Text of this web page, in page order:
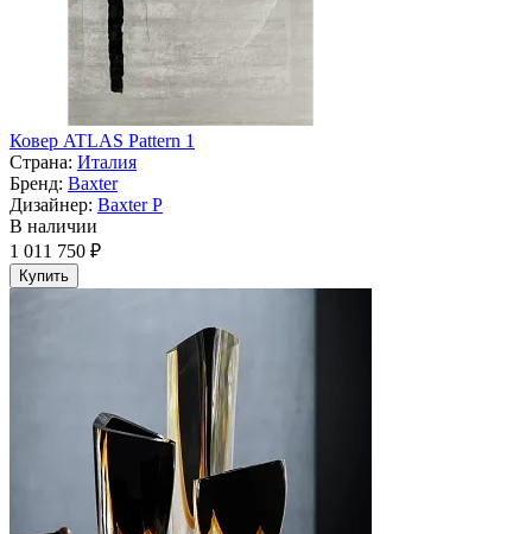
Ковер ATLAS Pattern 1
Страна: Италия
Бренд: Baxter
Дизайнер: Baxter P
В наличии
1 011 750 ₽
Купить